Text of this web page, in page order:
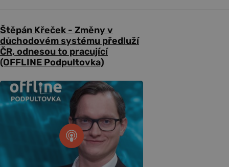
Štěpán Křeček - Změny v
důchodovém systému předluží
ČR, odnesou to pracující
(OFFLINE Podpultovka)